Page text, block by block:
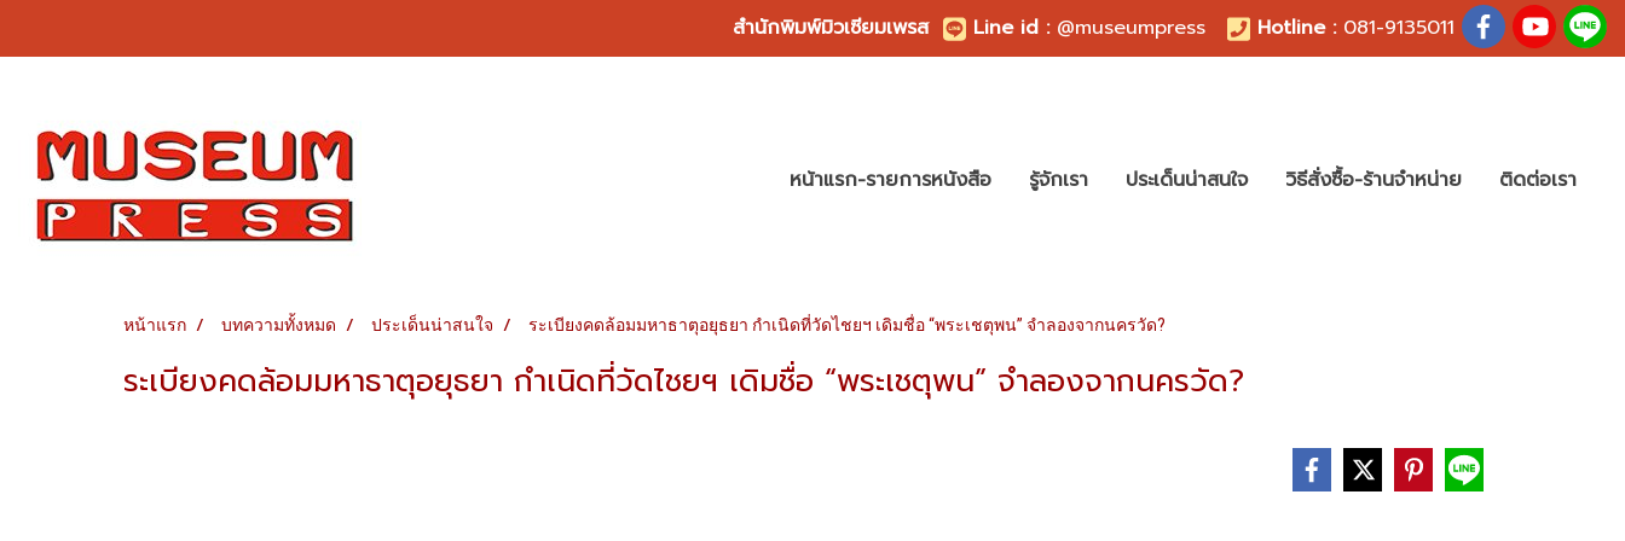
สำนักพิมพ์มิวเซียมเพรส Line id : @museumpress Hotline :081-9135011
หน้าแรก-รายการหนังสือ รู้จักเรา ประเด็นน่าสนใจ วิธีสั่งซื้อ-ร้านจำหน่าย ติดต่อเรา
หน้าแรก บทความทั้งหมด ประเด็นน่าสนใจ ระเบียงคดล้อมมหาธาตุอยุธยา กำเนิดที่วัดไชยฯ เดิมชื่อ “พระเชตุพน” จำลองจากนครวัด?
ระเบียงคดล้อมมหาธาตุอยุธยา กำเนิดที่วัดไชยฯ เดิมชื่อ “พระเชตุพน” จำลองจากนครวัด?